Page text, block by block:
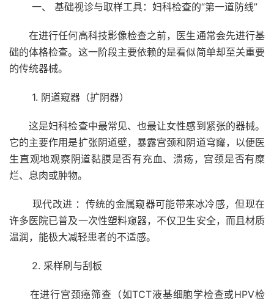
一、 基础视诊与取样工具：妇科检查的“第一道防线”
在进行任何高科技影像检查之前，医生通常会先进行基
础的体格检查。这一阶段主要依赖的是看似简单却至关重要
的传统器械。
1. 阴道窥器（扩阴器）
这是妇科检查中最常见、也最让女性感到紧张的器械。
它的主要作用是扩张阴道壁，暴露宫颈和阴道穹窿，以便医
生直观地观察阴道黏膜是否有充血、溃疡，宫颈是否有糜
烂、息肉或肿物。
现代改进 ：传统的金属窥器可能带来冰冷感，但现在
许多医院已普及一次性塑料窥器，不仅卫生安全，而且材质
温润，能极大减轻患者的不适感。
2. 采样刷与刮板
在进行宫颈癌筛查（如TCT液基细胞学检查或HPV检